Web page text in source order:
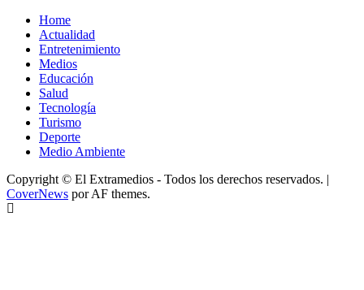
Home
Actualidad
Entretenimiento
Medios
Educación
Salud
Tecnología
Turismo
Deporte
Medio Ambiente
Copyright © El Extramedios - Todos los derechos reservados. |
CoverNews por AF themes.